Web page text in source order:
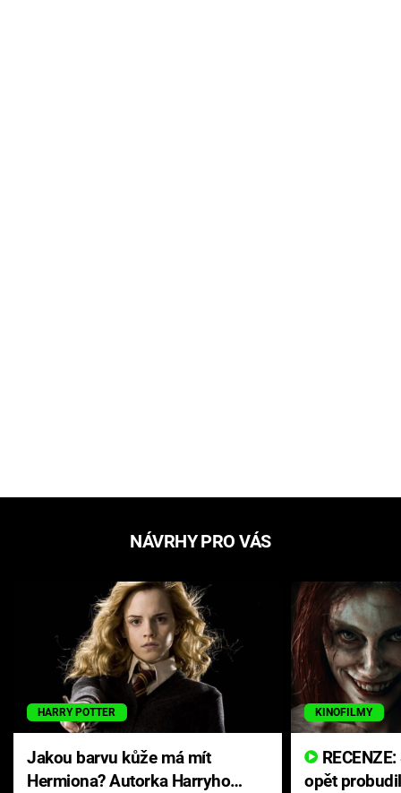
NÁVRHY PRO VÁS
HARRY POTTER
Jakou barvu kůže má mít
Hermiona? Autorka Harryho
KINOFILMY
opět